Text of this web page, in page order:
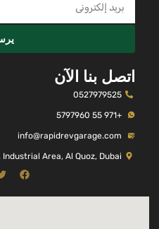
اتصل بنا الآن
0527979525
+971 55 5797960
info@rapidrevgarage.com
Industrial Area, Al Quoz, Dubai